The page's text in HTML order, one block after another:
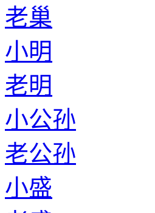
老巢
小明
老明
小公孙
老公孙
小盛